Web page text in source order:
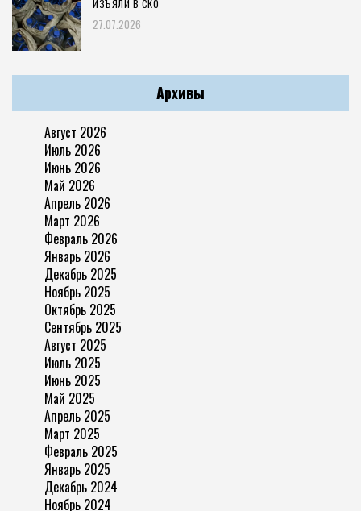
ИЗЪЯЛИ В СКО
27.07.2026
Архивы
Август 2026
Июль 2026
Июнь 2026
Май 2026
Апрель 2026
Март 2026
Февраль 2026
Январь 2026
Декабрь 2025
Ноябрь 2025
Октябрь 2025
Сентябрь 2025
Август 2025
Июль 2025
Июнь 2025
Май 2025
Апрель 2025
Март 2025
Февраль 2025
Январь 2025
Декабрь 2024
Ноябрь 2024